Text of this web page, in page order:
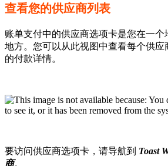
查看您的供应商列表
账单支付中的供应商选项卡是您在一
地方。您可以从此视图中查看每个供
的付款详情。
要访问供应商选项卡，请导航到 Toast
商。